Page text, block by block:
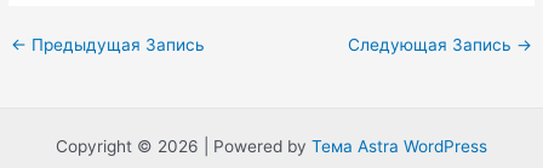
Навигация
← Предыдущая Запись Следующая Запись →
Copyright © 2026 | Powered by Тема Astra WordPress